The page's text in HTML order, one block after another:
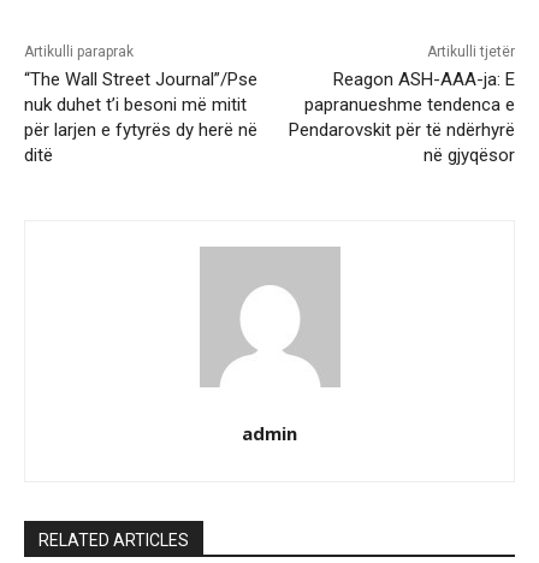
Artikulli paraprak
“The Wall Street Journal”/Pse
nuk duhet t’i besoni më mitit
për larjen e fytyrës dy herë në
ditë
Artikulli tjetër
Reagon ASH-AAA-ja: E
papranueshme tendenca e
Pendarovskit për të ndërhyrë
në gjyqësor
admin
RELATED ARTICLES